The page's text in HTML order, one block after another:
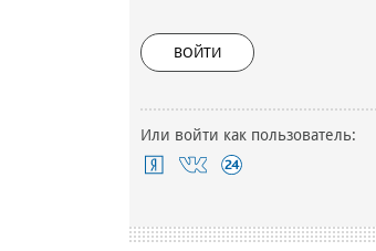
ВОЙТИ
Или войти как пользователь: